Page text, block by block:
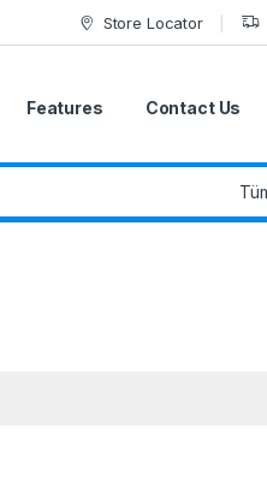
Store Locator
Features Contact Us